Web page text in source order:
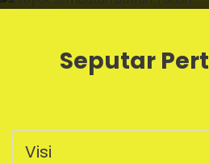
Seputar
Visi